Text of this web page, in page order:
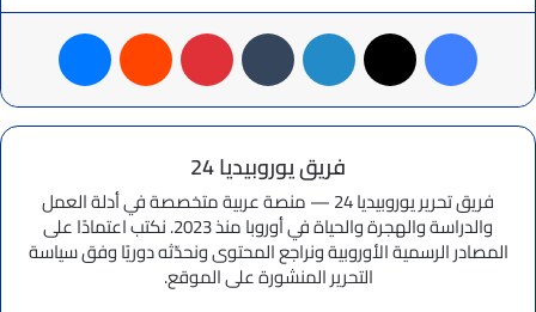
فيسبوك لينكدإن بينتيريست ماسنجر
فريق يوروبيديا 24
فريق تحرير يوروبيديا 24 — منصة عربية متخصصة في أدلة العمل
والدراسة والهجرة والحياة في أوروبا منذ 2023. نكتب اعتمادًا على
المصادر الرسمية الأوروبية ونراجع المحتوى ونحدّثه دوريًا وفق سياسة
التحرير المنشورة على الموقع.